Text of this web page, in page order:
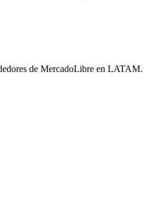
de MercadoLibre en LATAM.